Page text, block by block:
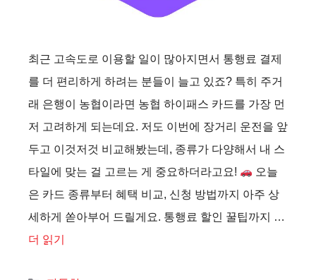
최근 고속도로 이용할 일이 많아지면서 통행료 결제
를 더 편리하게 하려는 분들이 늘고 있죠? 특히 주거
래 은행이 농협이라면 농협 하이패스 카드를 가장 먼
저 고려하게 되는데요. 저도 이번에 장거리 운전을 앞
두고 이것저것 비교해봤는데, 종류가 다양해서 내 스
타일에 맞는 걸 고르는 게 중요하더라고요!
오늘
은 카드 종류부터 혜택 비교, 신청 방법까지 아주 상
세하게 쏟아부어 드릴게요. 통행료 할인 꿀팁까지 …
더 읽기